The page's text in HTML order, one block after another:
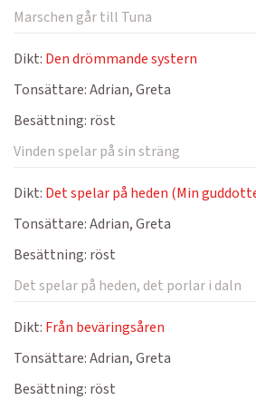
Marschen går till Tuna
Dikt: Den drömmande systern
Tonsättare:Adrian, Greta
Besättning: röst
Vinden spelar på sin sträng
Dikt: Det spelar på heden (Min
Tonsättare:Adrian, Greta
Besättning: röst
Det spelar på heden, det porlar i daln
Dikt: Från beväringsåren
Tonsättare:Adrian, Greta
Besättning: röst